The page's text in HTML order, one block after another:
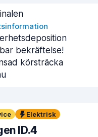
bekräftelse!
körsträcka
Elektrisk
ID.4